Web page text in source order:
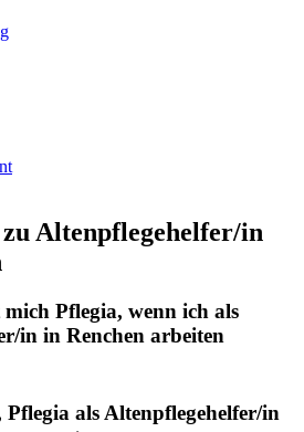
Altenpflegehelfer/in
mich Pflegia, wenn ich als
in in Renchen arbeiten
Pflegia als Altenpflegehelfer/in